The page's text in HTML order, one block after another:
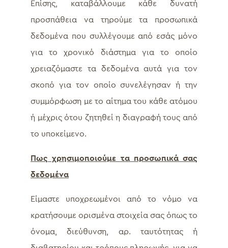
Επίσης, καταβάλλουμε κάθε δυνατή
προσπάθεια να τηρούμε τα προσωπικά
δεδομένα που συλλέγουμε από εσάς μόνο
για το χρονικό διάστημα για το οποίο
χρειαζόμαστε τα δεδομένα αυτά για τον
σκοπό για τον οποίο συνελέγησαν ή την
συμμόρφωση με το αίτημα του κάθε ατόμου
ή μέχρις ότου ζητηθεί η διαγραφή τους από
το υποκείμενο.
Πως χρησιμοποιούμε τα προσωπικά σας
δεδομένα
Είμαστε υποχρεωμένοι από το νόμο να
κρατήσουμε ορισμένα στοιχεία σας όπως το
όνομα, διεύθυνση, αρ. ταυτότητας ή